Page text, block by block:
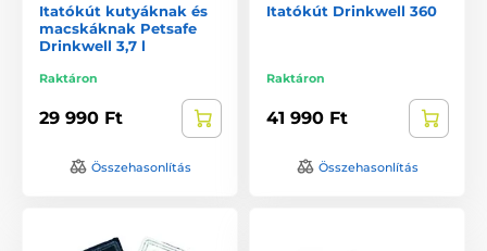
Itatókút kutyáknak és
macskáknak Petsafe
Drinkwell 3,7 l
Raktáron
29 990 Ft
Összehasonlítás
Itatókút Drinkwell 360
Raktáron
41 990 Ft
Összehasonlítás